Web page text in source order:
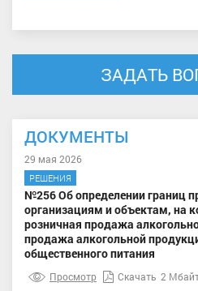
ЗАДАТЬ
ДОКУМЕНТЫ
29 мая 2026
РЕШЕНИЯ
№256 Об определении границ
организациям и объектам, на
розничная продажа
продажа алкогольной
общественного питания
Просмотр Скачать 2